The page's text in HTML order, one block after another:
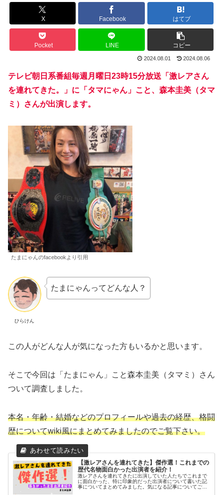
X Facebook はてブ
Pocket LINE コピー
2024.08.01 2024.08.06
テレビ朝日系番組毎週月曜日23時15分放送「激レアさん
を連れてきた。」に「タマにゃん」こと、森本圭美（タマ
ミ）さんが出演します。
たまにゃんのfacebookより引用
ひらけん
たまにゃんってどんな人？
この人がどんな人が気になった方もいるかと思います。
そこで今回は「たまにゃん」こと森本圭美（タマミ）さん
ついて調査しました。
本名・年齢・結婚などのプロフィールや過去の経歴、格闘
歴についてwiki風にまとめてみましたのでご覧下さい。
【激レアさんを連れてきた】傑作選！これまでの
歴代名物面白かった出演者を紹介！
激レアさんを連れてきたに出演していた人たちでこれまで
に面白かった、特に印象的だった出演者について書いた記
事についてまとめてみました。気になる記事についてご参